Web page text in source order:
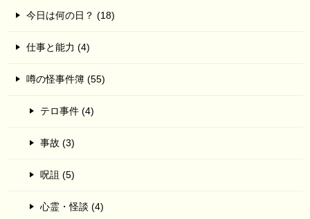
今日は何の日？ (18)
仕事と能力 (4)
噂の怪事件簿 (55)
テロ事件 (4)
事故 (3)
呪詛 (5)
心霊・怪談 (4)